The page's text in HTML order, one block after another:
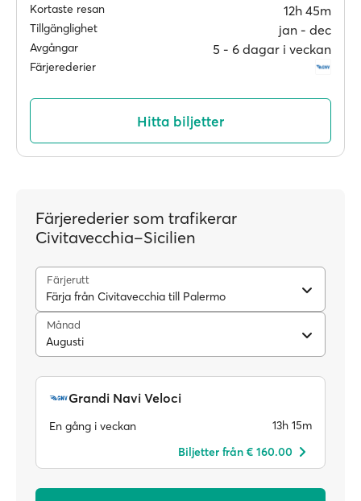
Kortaste resan 12h 45m
Tillgänglighet jan ‐ dec
Avgångar 5 ‐ 6 dagar i veckan
Färjerederier
Hitta biljetter
Färjerederier som trafikerar
Civitavecchia–Sicilien
Färjerutt
Färja från Civitavecchia till Palermo
Månad
Augusti
Grandi Navi Veloci
En gång i veckan
13h 15m
Biljetter från € 160.00